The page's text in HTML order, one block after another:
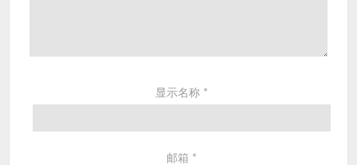
显示名称 *
邮箱 *